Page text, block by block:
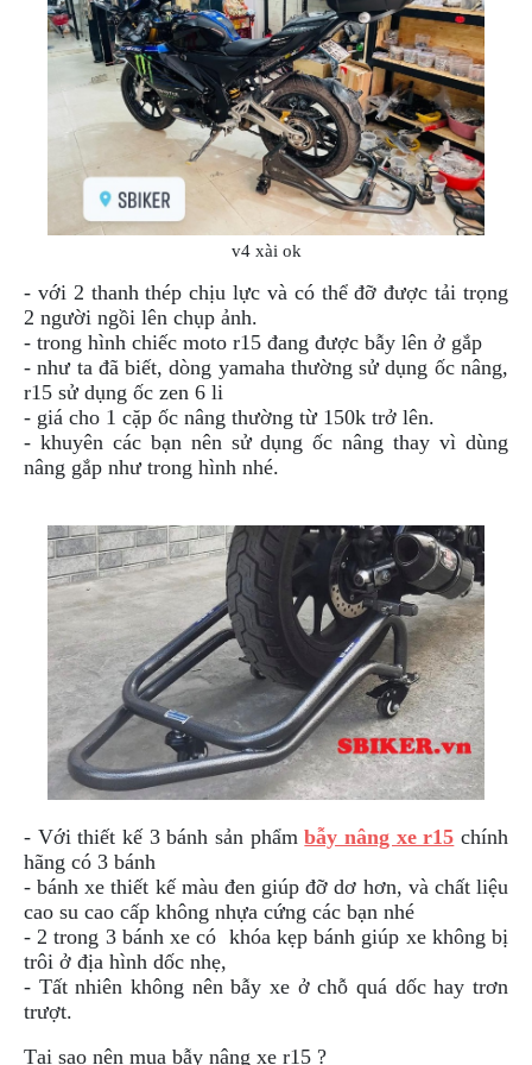
NGHE
GẮN
STOP
PHỤ
KIỆN
MOTOWOLF
KẸP
ĐIỆN
THOẠI
PHỤ
KIỆN
PHƯỢT
CHƠI
MOTO
PHỤ
KIỆN
MBIKER
SẢN
PHẨM
MỚI
BLOG
PHƯỢT
LIÊN
HỆ
HƯỚNG
v4 xài ok
- với 2 thanh thép chịu lực và có thể đỡ được tải trọng
2 người ngồi lên chụp ảnh.
- trong hình chiếc moto r15 đang được bẫy lên ở gắp
- như ta đã biết, dòng yamaha thường sử dụng ốc nâng,
r15 sử dụng ốc zen 6 li
- giá cho 1 cặp ốc nâng thường từ 150k trở lên.
- khuyên các bạn nên sử dụng ốc nâng thay vì dùng
nâng gắp như trong hình nhé.
- Với thiết kế 3 bánh sản phẩmbẫy nâng xe r15 chính
hãng có 3 bánh
- bánh xe thiết kế màu đen giúp đỡ dơ hơn, và chất liệu
cao su cao cấp không nhựa cứng các bạn nhé
- 2 trong 3 bánh xe có khóa kẹp bánh giúp xe không bị
trôi ở địa hình dốc nhẹ,
- Tất nhiên không nên bẫy xe ở chỗ quá dốc hay trơn
trượt.
Tại sao nên mua bẫy nâng xe r15 ?